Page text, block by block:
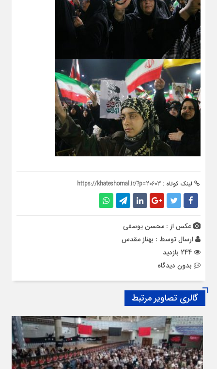
لینک کوتاه : https://khateshomal.ir/?p=20603
عکس از : محسن یوسفی
ارسال توسط : بهناز مقدس
بدون دیدگاه
گالری تصاویر مرتبط